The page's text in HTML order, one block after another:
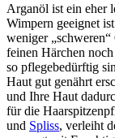
Arganöl ist ein eher
Wimpern geeignet
weniger
feinen Härchen
so pflegebedürftig
Haut gut genährt
und Ihre Haut
für die
und Spliss, verleiht